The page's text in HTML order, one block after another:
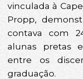
vinculada à
Propp,
contava com
alunas pretas
entre os
graduação.